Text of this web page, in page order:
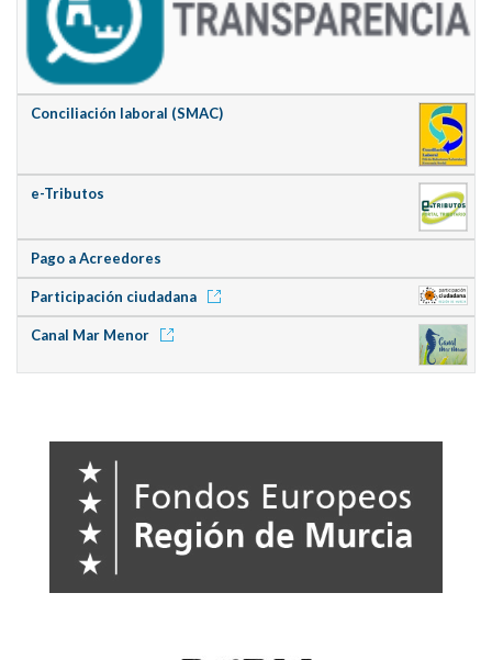
Conciliación laboral (SMAC)
e-Tributos
Pago a Acreedores
Participación ciudadana
Canal Mar Menor